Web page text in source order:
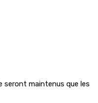
seront maintenus que les